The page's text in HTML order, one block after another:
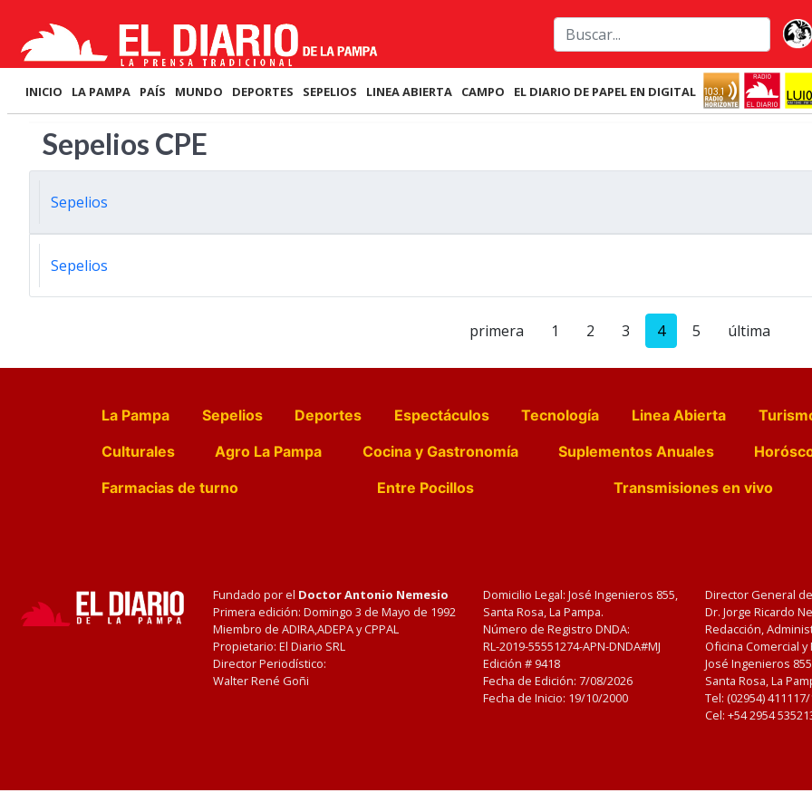
INICIO LA PAMPA PAÍS MUNDO DEPORTES SEPELIOS LINEA ABIERTA CAMPO EL DIARIO DE PAPEL EN DIGITAL
Sepelios CPE
Sepelios
Sepelios
primera 1 2 3 4 5 última
La Pampa Sepelios Deportes Espectáculos Tecnología Linea Abierta
Culturales
Agro La Pampa Cocina y Gastronomía Suplementos Anuales
Farmacias de turno
Entre Pocillos Transmisiones en vivo
Fundado por el Doctor Antonio Nemesio
Primera edición: Domingo 3 de Mayo de 1992
Miembro de ADIRA,ADEPA y CPPAL
Propietario: El Diario SRL
Director Periodístico:
Walter René Goñi
Domicilio Legal: José Ingenieros 855,
Santa Rosa, La Pampa.
Número de Registro DNDA:
RL-2019-55551274-APN-DNDA#MJ
Edición # 9418
Fecha de Edición: 7/08/2026
Fecha de Inicio: 19/10/2000
Director General
Dr. Jorge Ricardo
Redacción,
Oficina Comercial
José Ingenieros
Santa Rosa, La
Tel: (02954)
Cel: +54 2954